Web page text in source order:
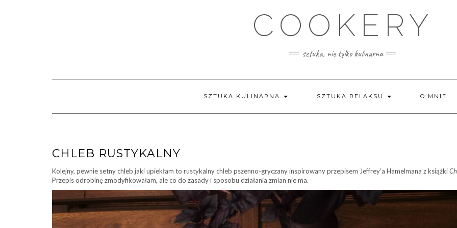
COOKERY
sztuka, nie tylko kulinarna
SZTUKA KULINARNA SZTUKA RELAKSU O MNIE
CHLEB RUSTYKALNY
Kolejny, pewnie setny chleb jaki upiekłam to rustykalny chleb pszenno-gryczany inspirowany przepisem Jeffrey’a Hamelmana z książki
Przepis odrobinę zmodyfikowałam, ale co do zasady i sposobu działania zmian nie ma.